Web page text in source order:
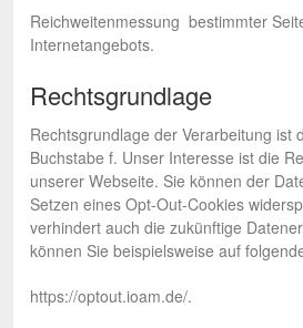
Reichweitenmessung bestimmter
Internetangebots.
Rechtsgrundlage
Rechtsgrundlage der Verarbeitung ist
Buchstabe f. Unser Interesse ist die
unserer Webseite. Sie können der
Setzen eines Opt-Out-Cookies
verhindert auch die zukünftige
können Sie beispielsweise auf
https://optout.ioam.de/.